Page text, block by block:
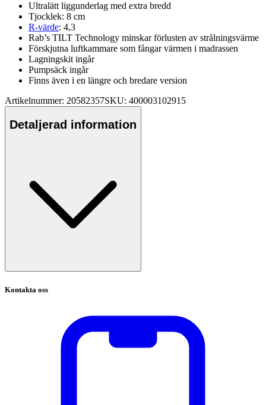
Ultralätt liggunderlag med extra bredd
Tjocklek: 8 cm
R-värde: 4,3
Rab’s TILT Technology minskar förlusten av strålningsvärme
Förskjutna luftkammare som fångar värmen i madrassen
Lagningskit ingår
Pumpsäck ingår
Finns även i en längre och bredare version
Artikelnummer: 20582357SKU: 400003102915
Detaljerad information
Kontakta oss